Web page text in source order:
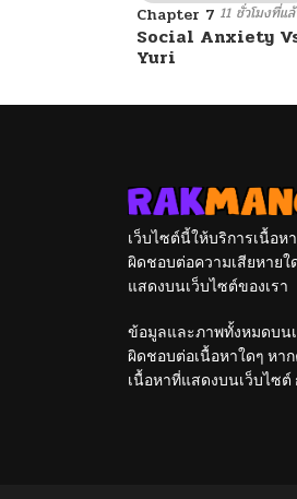
Chapter 7 11 ชั่วโมงที่แ
Social Anxiety
Yuri
เว็บไซต์นี้ให้บริการเนื้อ
ผิดชอบต่อความเสียหาย
แสดงบนเว็บไซต์ของเรา
ข้อมูลและภาพทั้งหมดบนเ
ผิดชอบต่อเนื้อหาใดๆ หา
เนื้อหาที่แสดงบนเว็บไซ